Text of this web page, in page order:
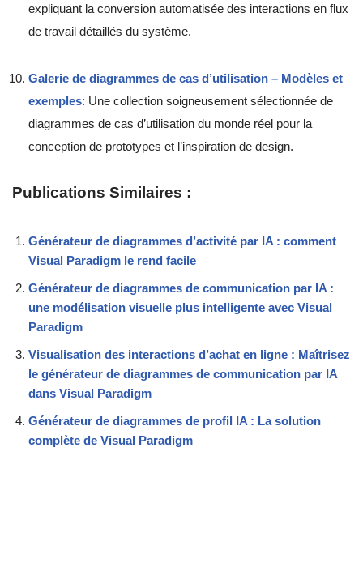
expliquant la conversion automatisée des interactions en flux
de travail détaillés du système.
Galerie de diagrammes de cas d’utilisation – Modèles et
exemples: Une collection soigneusement sélectionnée de
diagrammes de cas d’utilisation du monde réel pour la
conception de prototypes et l’inspiration de design.
Publications Similaires :
Générateur de diagrammes d’activité par IA : comment
Visual Paradigm le rend facile
Générateur de diagrammes de communication par IA :
une modélisation visuelle plus intelligente avec Visual
Paradigm
Visualisation des interactions d’achat en ligne : Maîtrisez
le générateur de diagrammes de communication par IA
dans Visual Paradigm
Générateur de diagrammes de profil IA : La solution
complète de Visual Paradigm